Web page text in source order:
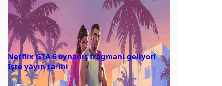
Netflix GTA 6 oynanış fragmanı geliyor!
İşte yayın tarihi